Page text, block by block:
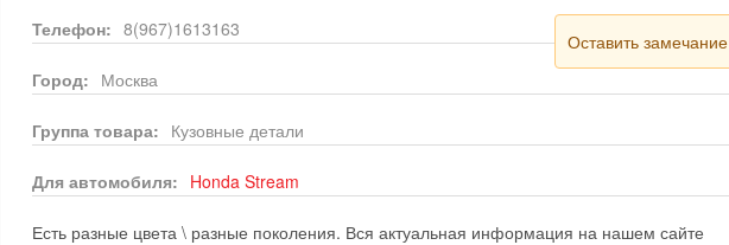
Телефон: 8(967)1613163
Оставить замечание
Город: Москва
Группа товара: Кузовные детали
Для автомобиля: Honda Stream
Есть разные цвета \ разные поколения. Вся актуальная информация на нашем сайте